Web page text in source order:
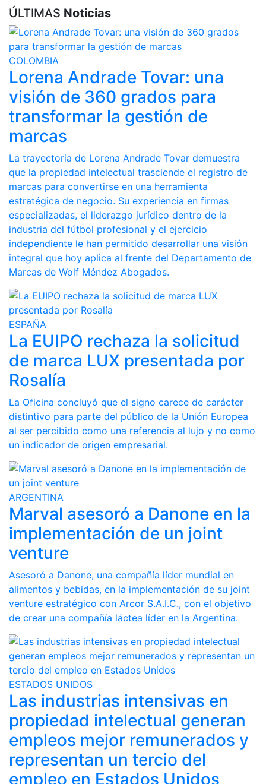
ÚLTIMAS Noticias
COLOMBIA
Lorena Andrade Tovar: una
visión de 360 grados para
transformar la gestión de
marcas
La trayectoria de Lorena Andrade Tovar demuestra
que la propiedad intelectual trasciende el registro de
marcas para convertirse en una herramienta
estratégica de negocio. Su experiencia en firmas
especializadas, el liderazgo jurídico dentro de la
industria del fútbol profesional y el ejercicio
independiente le han permitido desarrollar una visión
integral que hoy aplica al frente del Departamento de
Marcas de Wolf Méndez Abogados.
ESPAÑA
La EUIPO rechaza la solicitud
de marca LUX presentada por
Rosalía
La Oficina concluyó que el signo carece de carácter
distintivo para parte del público de la Unión Europea
al ser percibido como una referencia al lujo y no como
un indicador de origen empresarial.
ARGENTINA
Marval asesoró a Danone en la
implementación de un joint
venture
Asesoró a Danone, una compañía líder mundial en
alimentos y bebidas, en la implementación de su joint
venture estratégico con Arcor S.A.I.C., con el objetivo
de crear una compañía láctea líder en la Argentina.
ESTADOS UNIDOS
Las industrias intensivas en
propiedad intelectual generan
empleos mejor remunerados y
representan un tercio del
empleo en Estados Unidos